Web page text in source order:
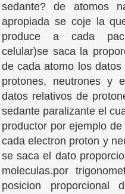
sedante? de atomos
apropiada se coje la
produce a cada
celular)se saca la
de cada atomo los
protones, neutrones y
datos relativos de
sedante paralizante el
productor por ejemplo
cada electron proton y
se saca el dato
moleculas.por
posicion proporcional